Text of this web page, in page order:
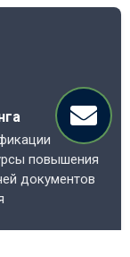
повышения
документов